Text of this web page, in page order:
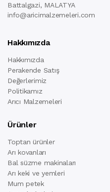
Battalgazi, MALATYA
info@aricimalzemeleri.com
Hakkımızda
Hakkımızda
Perakende Satış
Değerlerimiz
Politikamız
Arıcı Malzemeleri
Ürünler
Toptan ürünler
Arı kovanları
Bal süzme makinaları
Arı keki ve yemleri
Mum petek